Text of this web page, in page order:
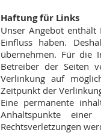
Haftung für Links
Unser Angebot
Einfluss haben.
übernehmen. Für die
Betreiber der Seiten
Verlinkung auf
Zeitpunkt der
Eine permanente
Anhaltspunkte einer
Rechtsverletzungen